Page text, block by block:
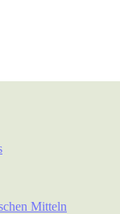
Mitteln